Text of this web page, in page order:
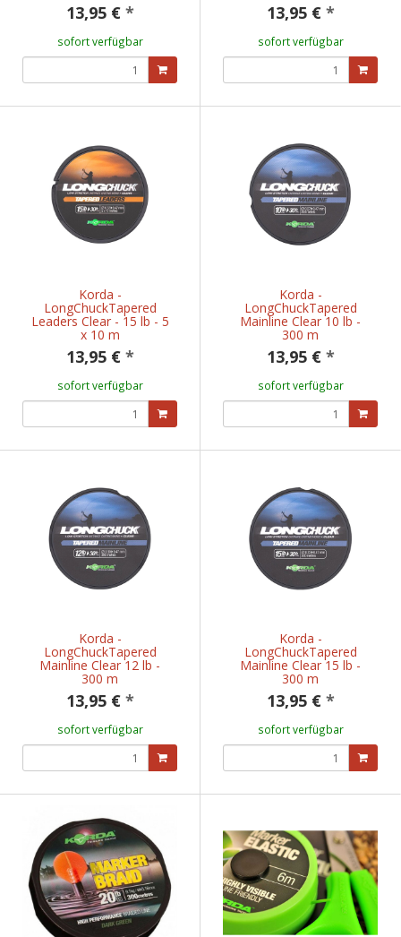
13,95 € *
sofort verfügbar
13,95 € *
sofort verfügbar
Korda -
LongChuckTapered
Leaders Clear - 15 lb - 5
x 10 m
13,95 € *
sofort verfügbar
Korda -
LongChuckTapered
Mainline Clear 10 lb -
300 m
13,95 € *
sofort verfügbar
Korda -
LongChuckTapered
Mainline Clear 12 lb -
300 m
13,95 € *
sofort verfügbar
Korda -
LongChuckTapered
Mainline Clear 15 lb -
300 m
13,95 € *
sofort verfügbar